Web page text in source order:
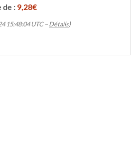
de : 9,28€
15:48:04 UTC –Détails)